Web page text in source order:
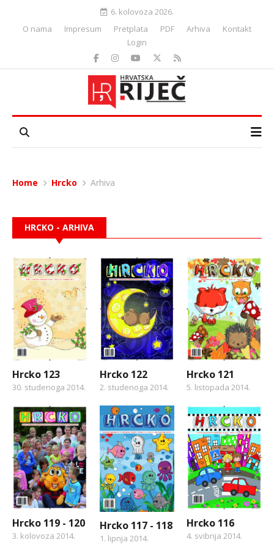
6. kolovoza 2026.
O nama
Impresum Pretplata PDF Arhiva
Kontakt
Login
Home Hrcko Arhiva
HRCKO - ARHIVA
Hrcko 123
30. studenoga 2014.
Hrcko 122
2. studenoga 2014.
Hrcko 121
5. listopada 2014.
Hrcko 119 - 120
3. kolovoza 2014.
Hrcko 117 - 118
1. lipnja 2014.
Hrcko 116
4. svibnja 2014.